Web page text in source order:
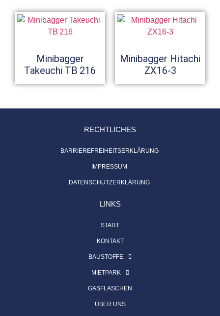
Minibagger
Takeuchi TB 216
Minibagger Hitachi
ZX16-3
RECHTLICHES
BARRIEREFREIHEITSERKLÄRUNG
IMPRESSUM
DATENSCHUTZERKLÄRUNG
LINKS
START
KONTAKT
BAUSTOFFE
MIETPARK
GASFLASCHEN
ÜBER UNS